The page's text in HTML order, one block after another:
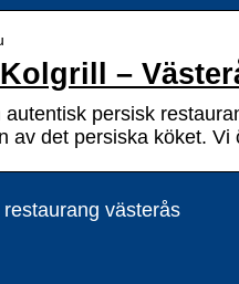
–
autentisk persisk
av det persiska köket.
västerås